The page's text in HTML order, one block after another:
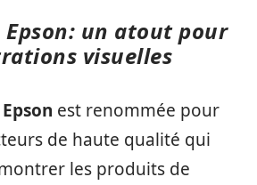
Epson: un atout pour
visuelles
est renommée pour
de haute qualité qui
les produits de